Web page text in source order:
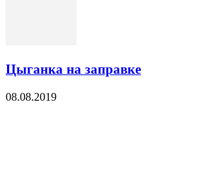
Цыганка на заправке
08.08.2019